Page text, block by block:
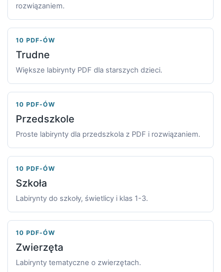
rozwiązaniem.
10 PDF-ÓW
Trudne
Większe labirynty PDF dla starszych dzieci.
10 PDF-ÓW
Przedszkole
Proste labirynty dla przedszkola z PDF i rozwiązaniem.
10 PDF-ÓW
Szkoła
Labirynty do szkoły, świetlicy i klas 1-3.
10 PDF-ÓW
Zwierzęta
Labirynty tematyczne o zwierzętach.